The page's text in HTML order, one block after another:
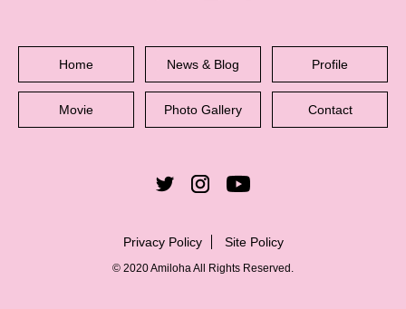
Home News & Blog Profile
Movie Photo Gallery Contact
Privacy Policy Site Policy
© 2020 Amiloha All Rights Reserved.